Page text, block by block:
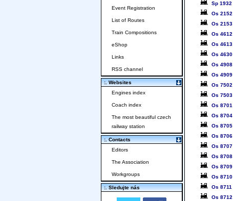
Sp 1932
Os 2152
Os 2153
Os 4612
Os 4613
Os 4630
Os 4908
Os 4909
Os 7502
Os 7503
Os 8701
Os 8704
Os 8705
Os 8706
Os 8707
Os 8708
Os 8709
Os 8710
Os 8711
Os 8712
Event Registration
List of Routes
Train Compositions
eShop
Links
RSS channel
:. Websites
Engines index
Coach index
The most beautiful czech
railway station
:. Contacts
Editors
The Association
Workgroups
:. Sledujte nás